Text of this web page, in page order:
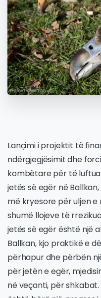
Lançimi i projektit të
ndërgjegjësimit dhe
kombëtare për të
jetës së egër në
më kryesore për uljen
shumë llojeve të
jetës së egër është një
Ballkan, kjo praktikë e
përhapur dhe përbën
për jetën e egër,
në veçanti, për